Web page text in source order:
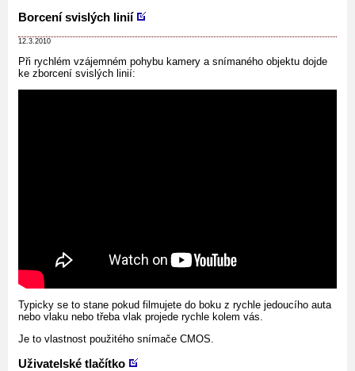
Borcení svislých linií
12.3.2010
Při rychlém vzájemném pohybu kamery a snímaného objektu dojde
ke zborcení svislých linií:
Typicky se to stane pokud filmujete do boku z rychle jedoucího auta
nebo vlaku nebo třeba vlak projede rychle kolem vás.
Je to vlastnost použitého snímače CMOS.
Uživatelské tlačítko